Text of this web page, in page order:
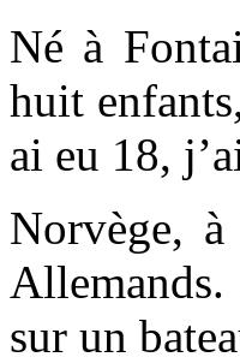
Né à
huit
ai eu 18,
Norvège,
sur un